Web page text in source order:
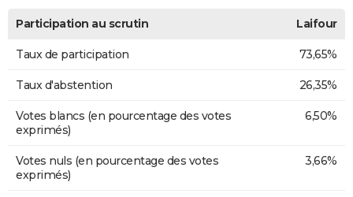
Participation au scrutin Laifour
Taux de participation 73,65%
Taux d'abstention 26,35%
Votes blancs (en pourcentage des votes
exprimés)
6,50%
Votes nuls (en pourcentage des votes
exprimés)
3,66%